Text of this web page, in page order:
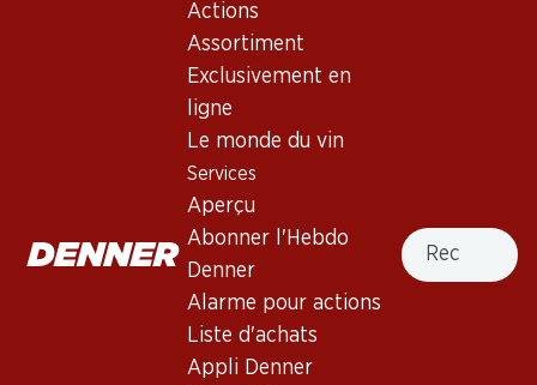
Actions
Assortiment
Exclusivement en
ligne
Le monde du vin
Services
Aperçu
Abonner l'Hebdo
Denner
Alarme pour actions
Liste d'achats
Appli Denner
Recherche
Les Cygnes Mont-sur-Rolle AOC
Vaud, 2025
Robe jaune pâle avec des reflets verts. Nez d’ananas
accompagné d’une note florale. Moyennement corsé. Finale